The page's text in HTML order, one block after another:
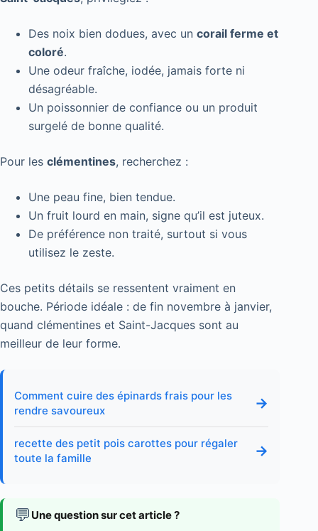
Des noix bien dodues, avec un corail ferme et
coloré.
Une odeur fraîche, iodée, jamais forte ni
désagréable.
Un poissonnier de confiance ou un produit
surgelé de bonne qualité.
Pour les clémentines, recherchez :
Une peau fine, bien tendue.
Un fruit lourd en main, signe qu’il est juteux.
De préférence non traité, surtout si vous
utilisez le zeste.
Ces petits détails se ressentent vraiment en
bouche. Période idéale : de fin novembre à janvier,
quand clémentines et Saint-Jacques sont au
meilleur de leur forme.
Comment cuire des épinards frais pour les
rendre savoureux
→
recette des petit pois carottes pour régaler
toute la famille
→
💬 Une question sur cet article ?